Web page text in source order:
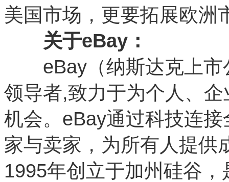
美国市场，更要拓展欧洲
关于eBay ：
eBay（纳斯达克上市
领导者,致力于为个人、
机会。eBay通过科技连
家与卖家，为所有人提供
1995年创立于加州硅谷